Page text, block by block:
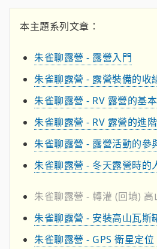
本主題系列文章：
朱雀聊露營 - 露營入門
朱雀聊露營 - 露營裝備的收
朱雀聊露營 - RV 露營的基
朱雀聊露營 - RV 露營的進
朱雀聊露營 - 露營活動的參
朱雀聊露營 - 冬天露營時的
朱雀聊露營 - 轉灌 (回填)
朱雀聊露營 - 安裝高山瓦斯
朱雀聊露營 - GPS 衛星定